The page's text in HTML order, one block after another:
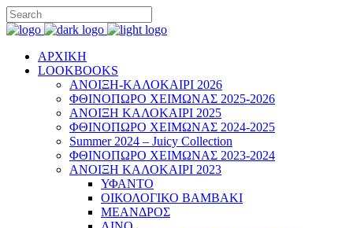
ΑΡΧΙΚΗ
LOOKBOOKS
ΑΝΟΙΞΗ-ΚΑΛΟΚΑΙΡΙ 2026
ΦΘΙΝΟΠΩΡΟ ΧΕΙΜΩΝΑΣ 2025-2026
ΑΝΟΙΞΗ ΚΑΛΟΚΑΙΡΙ 2025
ΦΘΙΝΟΠΩΡΟ ΧΕΙΜΩΝΑΣ 2024-2025
Summer 2024 – Juicy Collection
ΦΘΙΝΟΠΩΡΟ ΧΕΙΜΩΝΑΣ 2023-2024
ΑΝΟΙΞΗ ΚΑΛΟΚΑΙΡΙ 2023
ΥΦΑΝΤΟ
ΟΙΚΟΛΟΓΙΚΟ ΒΑΜΒΑΚΙ
ΜΕΑΝΔΡΟΣ